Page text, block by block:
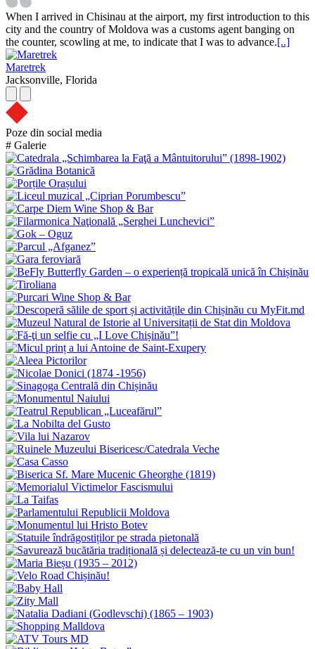
When I arrived in Chisinau at the airport, my first introduction to this
city and the country of Moldova was a customs agent banging on
the counter, scowling at me, to indicate that I was to advance.[..]
Maretrek
Jacksonville, Florida
Poze din social media
# Galerie